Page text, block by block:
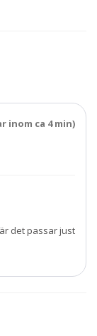
inom ca 4 min)
det passar just